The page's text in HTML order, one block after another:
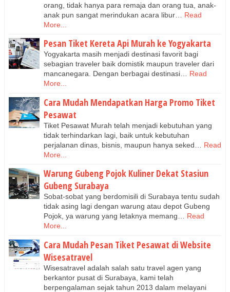
orang, tidak hanya para remaja dan orang tua, anak-
anak pun sangat merindukan acara libur…
Read
More...
Pesan Tiket Kereta Api Murah ke Yogyakarta
Yogyakarta masih menjadi destinasi favorit bagi
sebagian traveler baik domistik maupun traveler dari
mancanegara. Dengan berbagai destinasi…
Read
More...
Cara Mudah Mendapatkan Harga Promo Tiket
Pesawat
Tiket Pesawat Murah telah menjadi kebutuhan yang
tidak terhindarkan lagi, baik untuk kebutuhan
perjalanan dinas, bisnis, maupun hanya seked…
Read
More...
Warung Gubeng Pojok Kuliner Dekat Stasiun
Gubeng Surabaya
Sobat-sobat yang berdomisili di Surabaya tentu sudah
tidak asing lagi dengan warung atau depot Gubeng
Pojok, ya warung yang letaknya memang…
Read
More...
Cara Mudah Pesan Tiket Pesawat di Website
Wisesatravel
Wisesatravel adalah salah satu travel agen yang
berkantor pusat di Surabaya, kami telah
berpengalaman sejak tahun 2013 dalam melayani